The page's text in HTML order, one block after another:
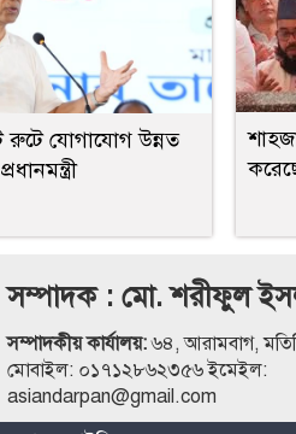
রুটে যোগাযোগ উন্নত
সম্পাদক : মো. শরীফুল
সম্পাদকীয় কার্যালয়:৬৪, আরামবাগ,
মোবাইল: ০১৭১২৮৬২৩৫৬ ইমেইল:
asiandarpan@gmail.com